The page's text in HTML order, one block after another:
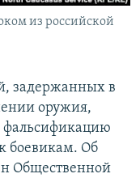
из российской
задержанных в
оружия,
фальсификацию
боевикам. Об
Общественной